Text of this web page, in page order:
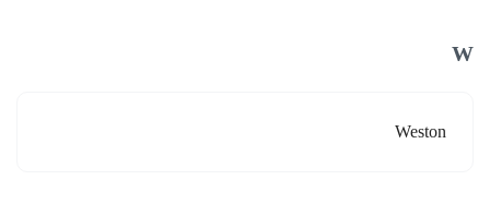
W
Weston